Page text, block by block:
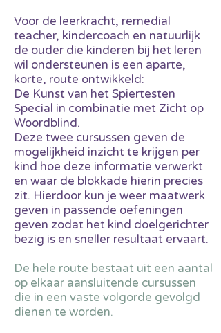
Voor de leerkracht, remedial
teacher, kindercoach en natuurlijk
de ouder die kinderen bij het leren
wil ondersteunen is een aparte,
korte, route ontwikkeld:
De Kunst van het Spiertesten
Special in combinatie met Zicht op
Woordblind.
Deze twee cursussen geven de
mogelijkheid inzicht te krijgen per
kind hoe deze informatie verwerkt
en waar de blokkade hierin precies
zit. Hierdoor kun je weer maatwerk
geven in passende oefeningen
geven zodat het kind doelgerichter
bezig is en sneller resultaat ervaart.
De hele route bestaat uit een aantal
op elkaar aansluitende cursussen
die in een vaste volgorde gevolgd
dienen te worden.